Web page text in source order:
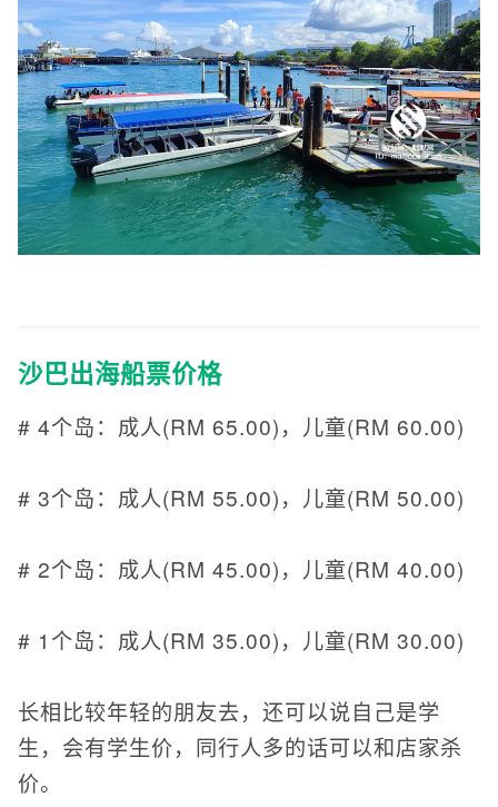
沙巴出海船票价格
# 4个岛：成人(RM 65.00)，儿童(RM 60.00)
# 3个岛：成人(RM 55.00)，儿童(RM 50.00)
# 2个岛：成人(RM 45.00)，儿童(RM 40.00)
# 1个岛：成人(RM 35.00)，儿童(RM 30.00)
长相比较年轻的朋友去，还可以说自己是学
生，会有学生价，同行人多的话可以和店家杀
价。